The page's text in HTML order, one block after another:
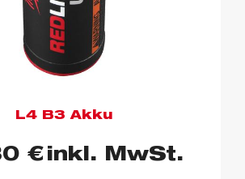
L4 B3 Akku
€ inkl. MwSt.